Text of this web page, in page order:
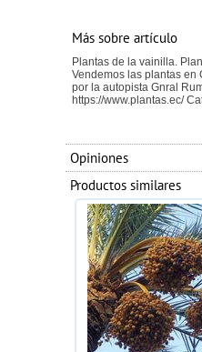
Más sobre artículo
Plantas de la vainilla.
Vendemos las plantas en
por la autopista Gnral
https://www.plantas.ec/
Opiniones
Productos similares